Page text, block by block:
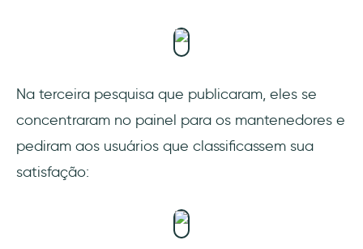
Na terceira pesquisa que publicaram, eles se
concentraram no painel para os mantenedores e
pediram aos usuários que classificassem sua
satisfação: